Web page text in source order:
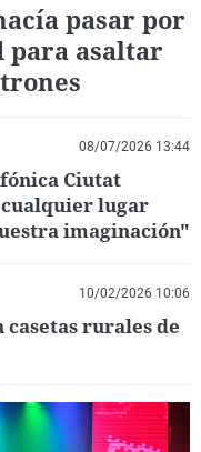
pasar por
para asaltar
08/07/2026 13:44
Ciutat
cualquier lugar
imaginación"
10/02/2026 10:06
casetas rurales de